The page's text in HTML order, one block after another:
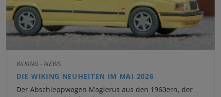
WIKING - NEWS
DIE WIKING NEUHEITEN IM MAI 2026
Der Abschleppwagen Magierus aus den 1960ern, der